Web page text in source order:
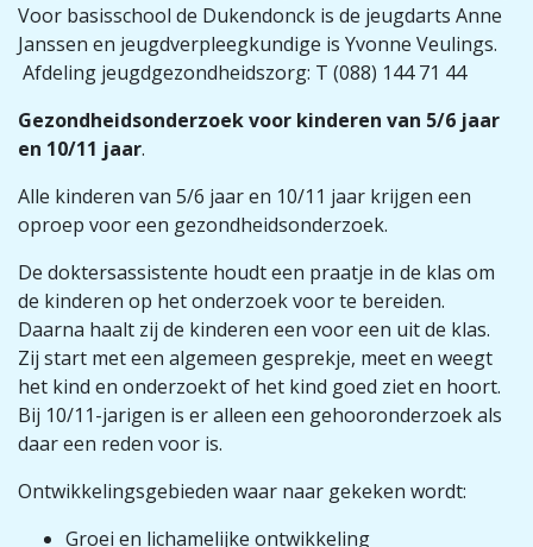
Voor basisschool de Dukendonck is de jeugdarts Anne
Janssen en jeugdverpleegkundige is Yvonne Veulings.
Afdeling jeugdgezondheidszorg: T (088) 144 71 44
Gezondheidsonderzoek voor kinderen van 5/6 jaar
en 10/11 jaar.
Alle kinderen van 5/6 jaar en 10/11 jaar krijgen een
oproep voor een gezondheidsonderzoek.
De doktersassistente houdt een praatje in de klas om
de kinderen op het onderzoek voor te bereiden.
Daarna haalt zij de kinderen een voor een uit de klas.
Zij start met een algemeen gesprekje, meet en weegt
het kind en onderzoekt of het kind goed ziet en hoort.
Bij 10/11-jarigen is er alleen een gehooronderzoek als
daar een reden voor is.
Ontwikkelingsgebieden waar naar gekeken wordt:
Groei en lichamelijke ontwikkeling